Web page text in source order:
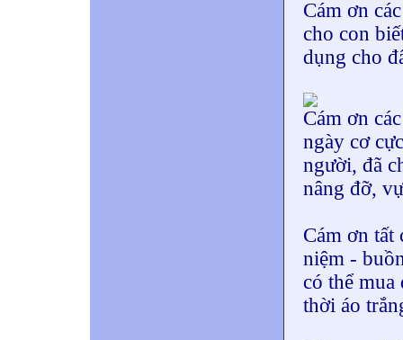
Cám ơn
cho con
dụng cho
Cám ơn
ngày cơ
người, đã
nâng đỡ,
Cám ơn tất
niệm -
có thể mua
thời áo